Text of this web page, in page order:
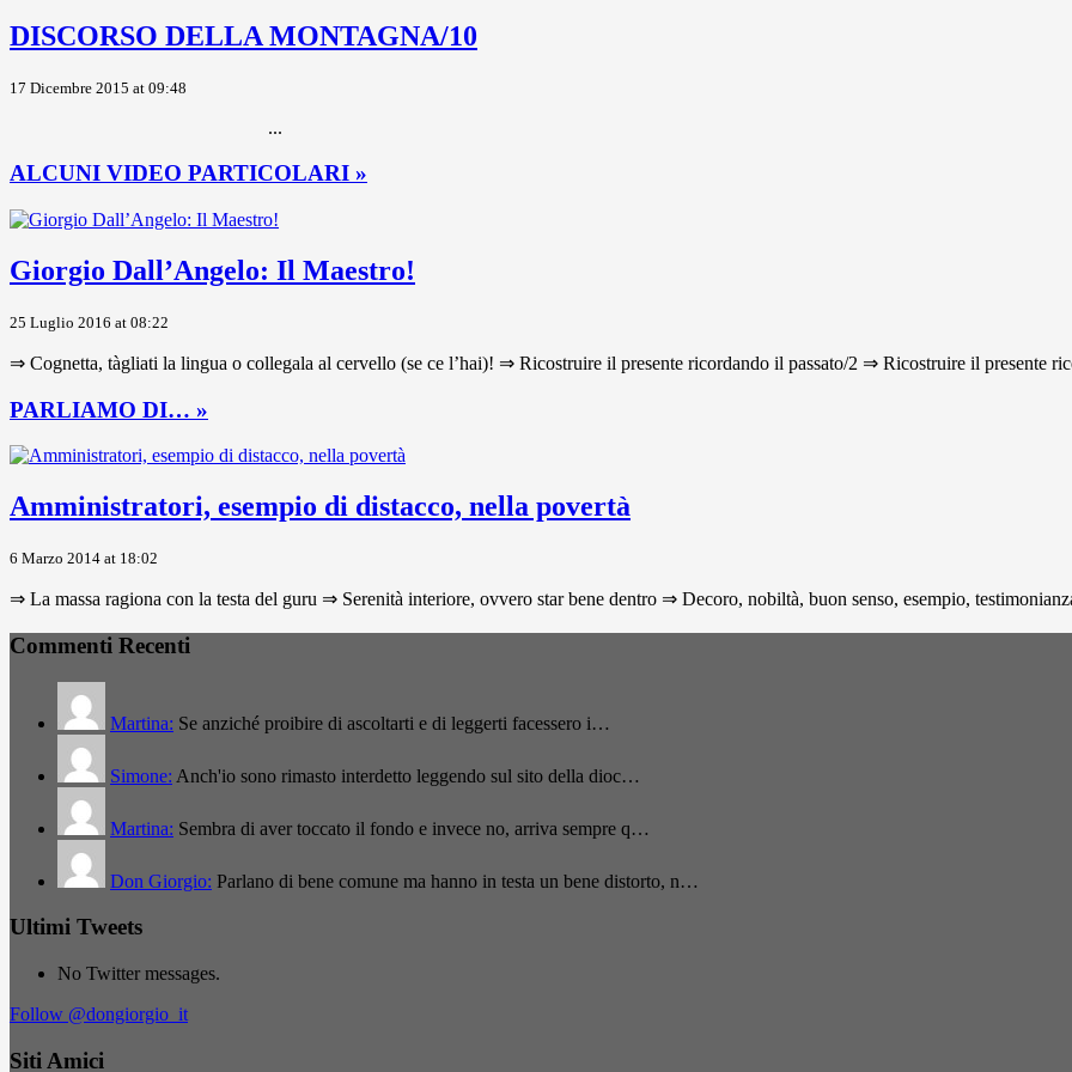
DISCORSO DELLA MONTAGNA/10
17 Dicembre 2015 at 09:48
...
ALCUNI VIDEO PARTICOLARI »
Giorgio Dall’Angelo: Il Maestro!
25 Luglio 2016 at 08:22
⇒ Cognetta, tàgliati la lingua o collegala al cervello (se ce l’hai)! ⇒ Ricostruire il presente ricordando il passato/2 ⇒ Ricostruire il presente
PARLIAMO DI… »
Amministratori, esempio di distacco, nella povertà
6 Marzo 2014 at 18:02
⇒ La massa ragiona con la testa del guru ⇒ Serenità interiore, ovvero star bene dentro ⇒ Decoro, nobiltà, buon senso, esempio,
Commenti Recenti
Martina: Se anziché proibire di ascoltarti e di leggerti facessero i…
Simone: Anch'io sono rimasto interdetto leggendo sul sito della dioc…
Martina: Sembra di aver toccato il fondo e invece no, arriva sempre q…
Don Giorgio: Parlano di bene comune ma hanno in testa un bene distorto, n…
Ultimi Tweets
No Twitter messages.
Follow @dongiorgio_it
Siti Amici